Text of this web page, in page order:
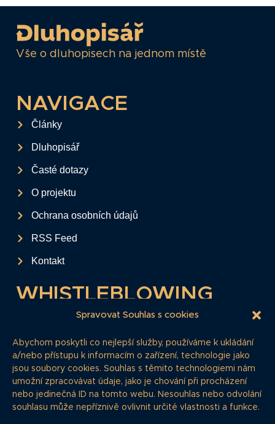
Spravovat Souhlas s cookies
Abychom poskytli co nejlepší služby, používáme k ukládání
a/nebo přístupu k informacím o zařízení, technologie jako
jsou soubory cookies. Souhlas s těmito technologiemi nám
umožní zpracovávat údaje, jako je chování při procházení
nebo jedinečná ID na tomto webu. Nesouhlas nebo odvolání
souhlasu může nepříznivě ovlivnit určité vlastnosti a funkce.
Vše o dluhopisech na jednom místě
NAVIGACE
Články
Dluhopisář
Časté dotazy
O projektu
Ochrana osobních údajů
RSS Feed
Kontakt
WHISTLEBLOWING
Tento formulář slouží k anonymnímu zaslání
dluhopisům.
Pokud si myslíte, že máte informace, o
kterých by redakce měla vědět, zde nám je
můžete poskytnout.